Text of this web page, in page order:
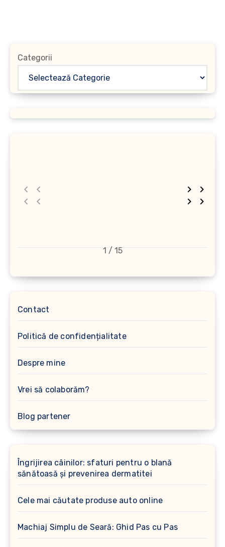
Categorii
1 / 15
Contact
Politică de confidențialitate
Despre mine
Vrei să colaborăm?
Blog partener
Îngrijirea câinilor: sfaturi pentru o blană
sănătoasă și prevenirea dermatitei
Cele mai căutate produse auto online
Machiaj Simplu de Seară: Ghid Pas cu Pas